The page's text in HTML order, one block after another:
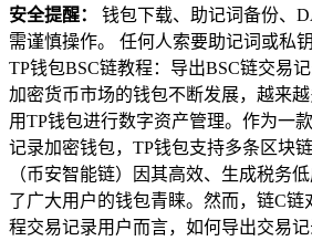
安全提醒：
钱包下载、助记词备份、
需谨慎操作。 任何人索要助记词或私
TP钱包BSC链教程：导出BSC链交易
加密货币市场的钱包不断发展，越来
用TP钱包进行数字资产管理。作为一
记录加密钱包，TP钱包支持多条区块
（币安智能链）因其高效、生成税务
了广大用户的钱包青睐。然而，链C链
程交易记录用户而言，如何导出交易